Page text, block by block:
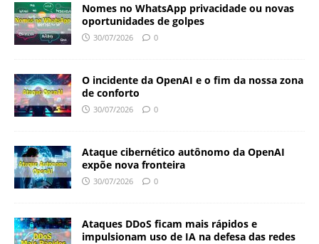
Nomes no WhatsApp privacidade ou novas
oportunidades de golpes
30/07/2026 0
O incidente da OpenAI e o fim da nossa zona
de conforto
30/07/2026 0
Ataque cibernético autônomo da OpenAI
expõe nova fronteira
30/07/2026 0
Ataques DDoS ficam mais rápidos e
impulsionam uso de IA na defesa das redes